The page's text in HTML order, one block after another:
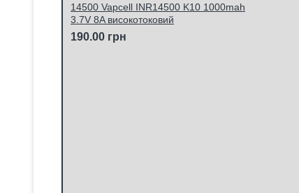
14500 Vapcell INR14500 K10 1000mah
3.7V 8A високотоковий
190.00 грн